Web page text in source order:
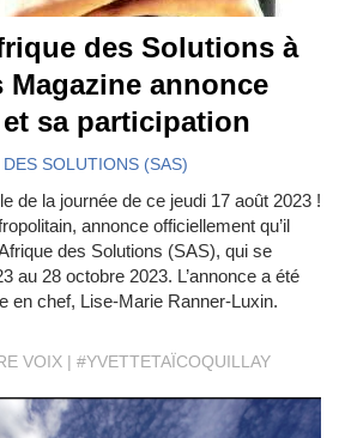
des Solutions à
Magazine annonce
sa participation
SOLUTIONS (SAS)
de la journée de ce jeudi 17 août 2023 !
annonce officiellement qu’il
des Solutions (SAS), qui se
au 28 octobre 2023. L’annonce a été
en chef, Lise-Marie Ranner-Luxin.
VOIX #YVETTETAÏCOQUILLAY